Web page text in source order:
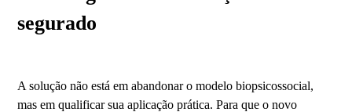
segurado
A solução não está em abandonar o modelo biopsicossocial,
mas em qualificar sua aplicação prática. Para que o novo